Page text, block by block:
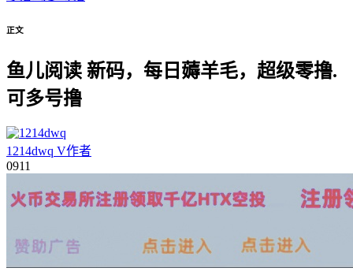
正文
鱼儿阅读 新码，每日薅羊毛，超级零撸.
可多号撸
1214dwq V作者
0911